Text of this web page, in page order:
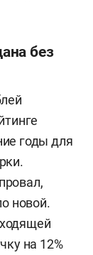
без
годы для
новой.
на 12%